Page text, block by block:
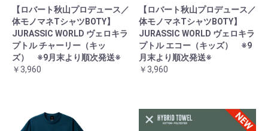
【ロバート秋山プロデュース／
体モノマネTシャツBOTY】
JURASSIC WORLD ヴェロキラ
プトル チャーリー（キッ
ズ） ※9月末より順次発送※
￥3,960
【ロバート秋山プロデュース／
体モノマネTシャツBOTY】
JURASSIC WORLD ヴェロキラ
プトル エコー（キッズ） ※9
月末より順次発送※
￥3,960